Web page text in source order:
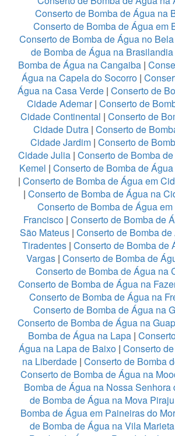
Conserto de Bomba de Água na
Conserto de Bomba de Água em
Conserto de Bomba de Água no
de Bomba de Água na Brasilandia
Bomba de Água na Cangaiba|
Água na Capela do Socorro |
Água na Casa Verde | Conserto de
Cidade Ademar| Conserto de
Cidade Continental | Conserto de
Cidade Dutra | Conserto de
Cidade Jardim | Conserto de
Cidade Julia | Conserto de Bomba
Kemel | Conserto de Bomba de
| Conserto de Bomba de Água em
| Conserto de Bomba de Água na
Conserto de Bomba de Água
Francisco | Conserto de Bomba de
São Mateus| Conserto de Bomba
Tiradentes | Conserto de Bomba de
Vargas | Conserto de Bomba de
Conserto de Bomba de Água na
Conserto de Bomba de Água na
Conserto de Bomba de Água na
Conserto de Bomba de Água na
Conserto de Bomba de Água na
Bomba de Água na Lapa|
Água na Lapa de Baixo | Conserto
na Liberdade | Conserto de Bomba
Conserto de Bomba de Água na
Bomba de Água na Nossa Senhora
de Bomba de Água na Mova Piraju
Bomba de Água em Paineiras do
de Bomba de Água na Vila Marieta